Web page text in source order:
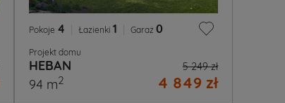
Pokoje 4 Łazienki 1 Garaż 0
Projekt domu
HEBAN 5 249 zł
4 849 zł
94 m2